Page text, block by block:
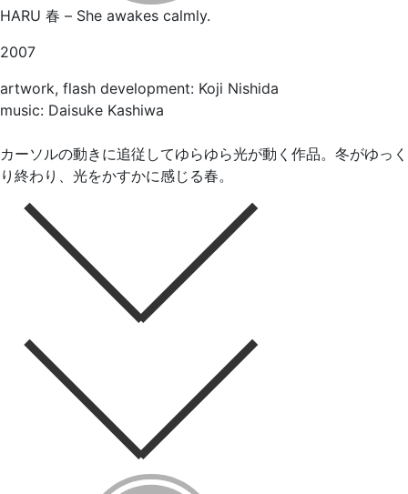
HARU 春 – She awakes calmly.
2007
artwork, flash development: Koji Nishida
music: Daisuke Kashiwa
カーソルの動きに追従してゆらゆら光が動く作品。冬がゆっく
り終わり、光をかすかに感じる春。